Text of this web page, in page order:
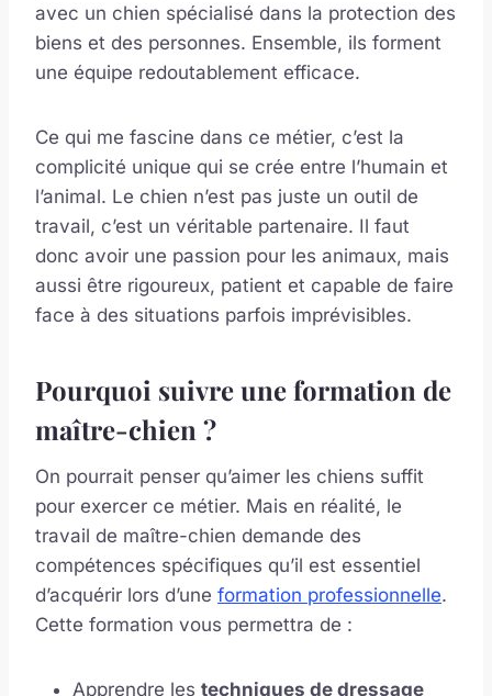
avec un chien spécialisé dans la protection des
biens et des personnes. Ensemble, ils forment
une équipe redoutablement efficace.
Ce qui me fascine dans ce métier, c’est la
complicité unique qui se crée entre l’humain et
l’animal. Le chien n’est pas juste un outil de
travail, c’est un véritable partenaire. Il faut
donc avoir une passion pour les animaux, mais
aussi être rigoureux, patient et capable de faire
face à des situations parfois imprévisibles.
Pourquoi suivre une formation de
maître-chien ?
On pourrait penser qu’aimer les chiens suffit
pour exercer ce métier. Mais en réalité, le
travail de maître-chien demande des
compétences spécifiques qu’il est essentiel
d’acquérir lors d’une formation professionnelle.
Cette formation vous permettra de :
Apprendre les techniques de dressage